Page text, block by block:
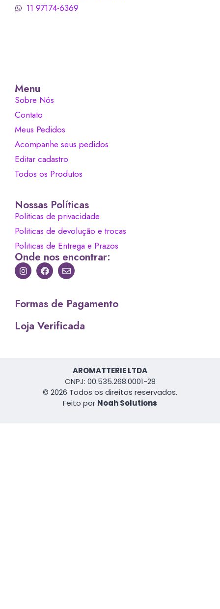
11 97174-6369
Menu
Sobre Nós
Contato
Meus Pedidos
Acompanhe seus pedidos
Editar cadastro
Todos os Produtos
Nossas Políticas
Politicas de privacidade
Politicas de devolução e trocas
Politicas de Entrega e Prazos
Onde nos encontrar:
Formas de Pagamento
Loja Verificada
AROMATTERIE LTDA
CNPJ: 00.535.268.0001-28
© 2026 Todos os direitos reservados.
Feito por Noah Solutions